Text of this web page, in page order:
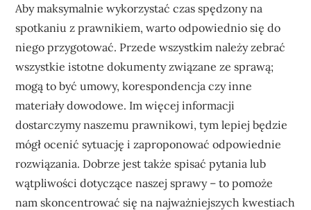
Aby maksymalnie wykorzystać czas spędzony na
spotkaniu z prawnikiem, warto odpowiednio się do
niego przygotować. Przede wszystkim należy zebrać
wszystkie istotne dokumenty związane ze sprawą;
mogą to być umowy, korespondencja czy inne
materiały dowodowe. Im więcej informacji
dostarczymy naszemu prawnikowi, tym lepiej będzie
mógł ocenić sytuację i zaproponować odpowiednie
rozwiązania. Dobrze jest także spisać pytania lub
wątpliwości dotyczące naszej sprawy – to pomoże
nam skoncentrować się na najważniejszych kwestiach